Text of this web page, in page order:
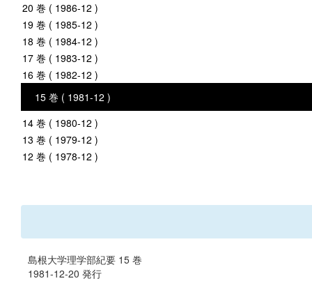
20 巻 ( 1986-12 )
19 巻 ( 1985-12 )
18 巻 ( 1984-12 )
17 巻 ( 1983-12 )
16 巻 ( 1982-12 )
15 巻 ( 1981-12 )
14 巻 ( 1980-12 )
13 巻 ( 1979-12 )
12 巻 ( 1978-12 )
島根大学理学部紀要 15 巻
1981-12-20 発行